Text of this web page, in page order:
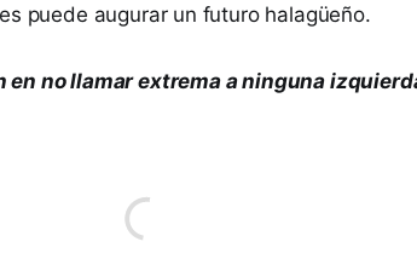
puede augurar un futuro halagüeño.
en no llamar extrema a ninguna